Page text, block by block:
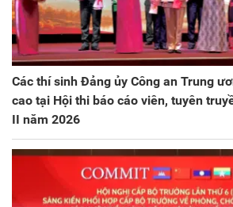
Các thí sinh Đảng ủy Công an Trung
cao tại Hội thi báo cáo viên, tuyên
II năm 2026